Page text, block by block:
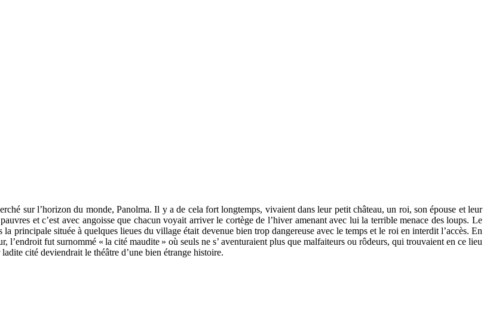
sur l’horizon du monde, Panolma. Il y a de cela fort longtemps, vivaient dans leur petit château, un roi, son épouse et leur
et c’est avec angoisse que chacun voyait arriver le cortège de l’hiver amenant avec lui la terrible menace des loups. Le
principale située à quelques lieues du village était devenue bien trop dangereuse avec le temps et le roi en interdit l’accès. En
l’endroit fut surnommé « la cité maudite » où seuls ne s’ aventuraient plus que malfaiteurs ou rôdeurs, qui trouvaient en ce lieu
cité deviendrait le théâtre d’une bien étrange histoire.